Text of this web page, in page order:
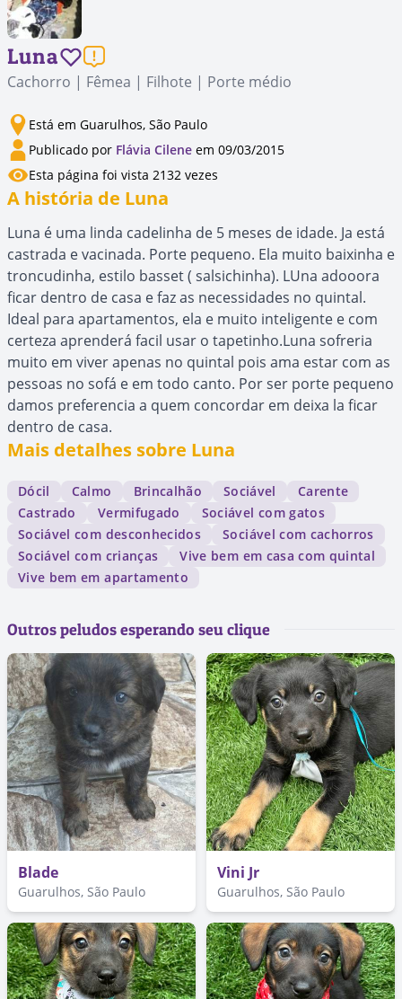
Luna
Cachorro | Fêmea | Filhote | Porte médio
Está em Guarulhos, São Paulo
Publicado por Flávia Cilene em 09/03/2015
Esta página foi vista 2132 vezes
A história de Luna
Luna é uma linda cadelinha de 5 meses de idade. Ja está
castrada e vacinada. Porte pequeno. Ela muito baixinha e
troncudinha, estilo basset ( salsichinha). LUna adooora
ficar dentro de casa e faz as necessidades no quintal.
Ideal para apartamentos, ela e muito inteligente e com
certeza aprenderá facil usar o tapetinho.Luna sofreria
muito em viver apenas no quintal pois ama estar com as
pessoas no sofá e em todo canto. Por ser porte pequeno
damos preferencia a quem concordar em deixa la ficar
dentro de casa.
Mais detalhes sobre Luna
Dócil Calmo Brincalhão Sociável
Carente
Castrado
Vermifugado
Sociável com gatos
Sociável com desconhecidos
Sociável com cachorros
Sociável com crianças
Vive bem em casa com quintal
Vive bem em apartamento
Outros peludos esperando seu clique
Blade
Guarulhos, São Paulo
Vini Jr
Guarulhos, São Paulo